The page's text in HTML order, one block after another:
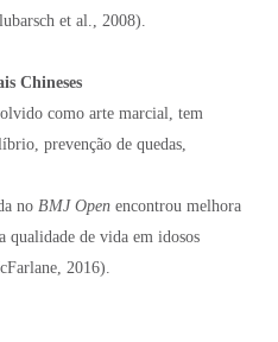
et al., 2008).
Chineses
como arte marcial, tem
prevenção de quedas,
no BMJ Open encontrou melhora
qualidade de vida em idosos
2016).